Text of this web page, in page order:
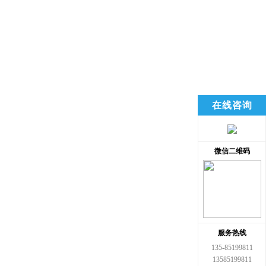
在线咨询
微信二维码
服务热线
135-85199811
13585199811